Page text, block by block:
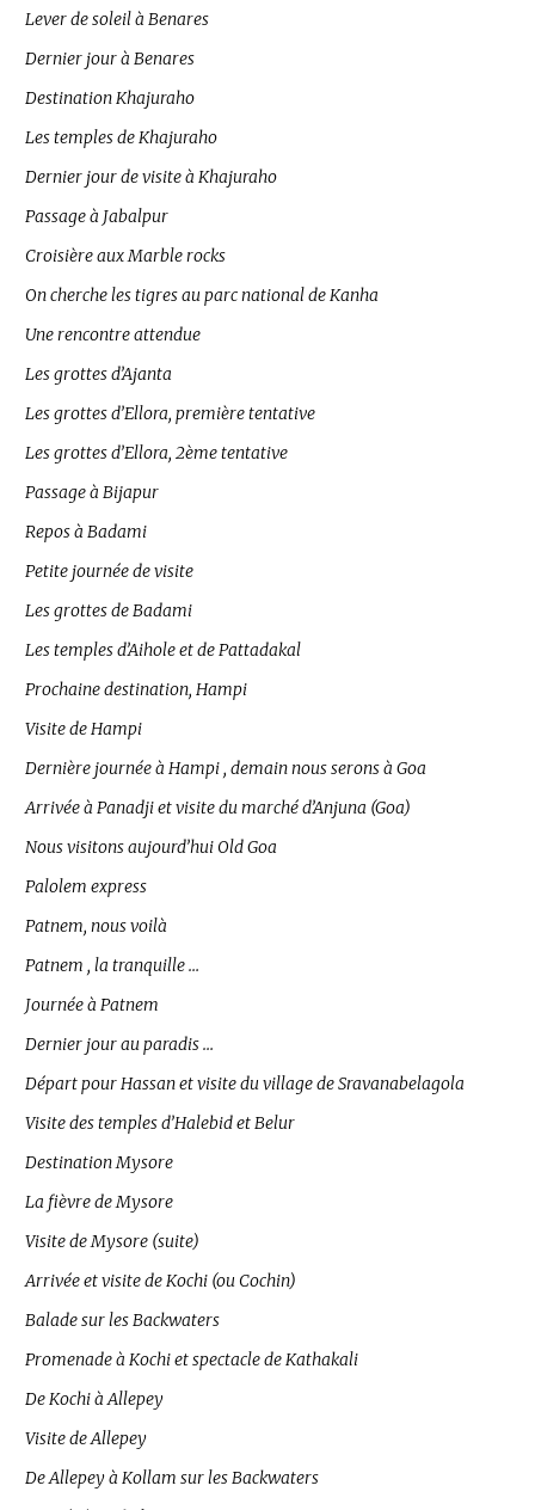
Lever de soleil à Benares
Dernier jour à Benares
Destination Khajuraho
Les temples de Khajuraho
Dernier jour de visite à Khajuraho
Passage à Jabalpur
Croisière aux Marble rocks
On cherche les tigres au parc national de Kanha
Une rencontre attendue
Les grottes d’Ajanta
Les grottes d’Ellora, première tentative
Les grottes d’Ellora, 2ème tentative
Passage à Bijapur
Repos à Badami
Petite journée de visite
Les grottes de Badami
Les temples d’Aihole et de Pattadakal
Prochaine destination, Hampi
Visite de Hampi
Dernière journée à Hampi , demain nous serons à Goa
Arrivée à Panadji et visite du marché d’Anjuna (Goa)
Nous visitons aujourd’hui Old Goa
Palolem express
Patnem, nous voilà
Patnem , la tranquille …
Journée à Patnem
Dernier jour au paradis …
Départ pour Hassan et visite du village de Sravanabelagola
Visite des temples d’Halebid et Belur
Destination Mysore
La fièvre de Mysore
Visite de Mysore (suite)
Arrivée et visite de Kochi (ou Cochin)
Balade sur les Backwaters
Promenade à Kochi et spectacle de Kathakali
De Kochi à Allepey
Visite de Allepey
De Allepey à Kollam sur les Backwaters